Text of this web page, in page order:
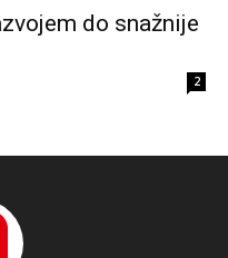
do snažnije
2